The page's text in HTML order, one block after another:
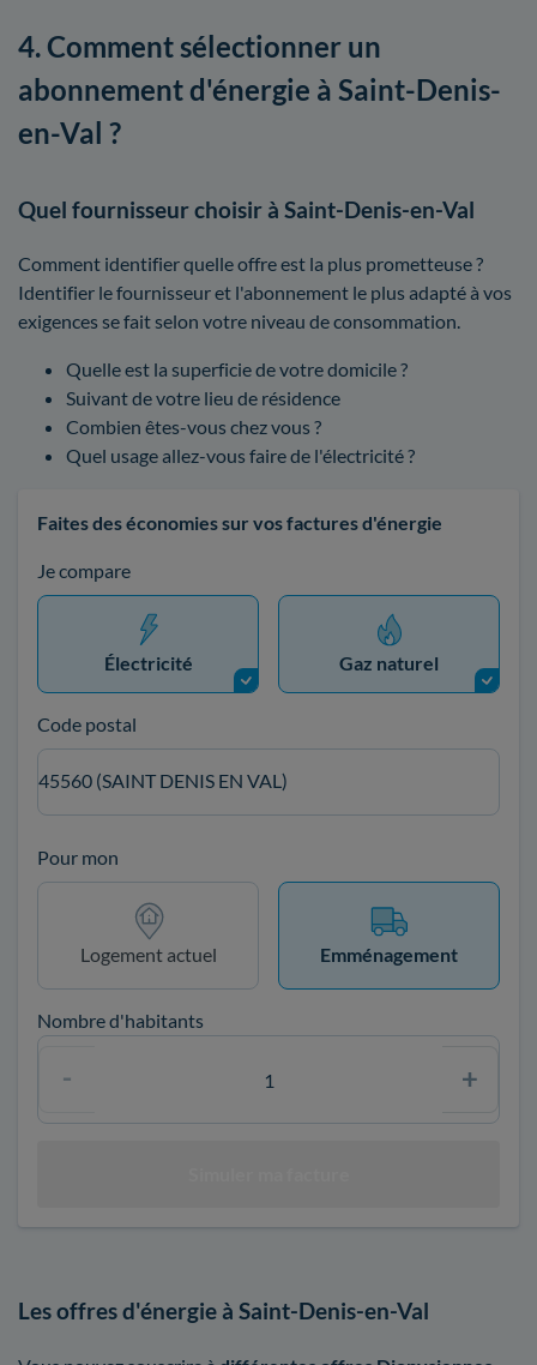
4. Comment sélectionner un
abonnement d'énergie à Saint-Denis-
en-Val ?
Quel fournisseur choisir à Saint-Denis-en-Val
Comment identifier quelle offre est la plus prometteuse ?
Identifier le fournisseur et l'abonnement le plus adapté à vos
exigences se fait selon votre niveau de consommation.
Quelle est la superficie de votre domicile ?
Suivant de votre lieu de résidence
Combien êtes-vous chez vous ?
Quel usage allez-vous faire de l'électricité ?
Faites des économies sur vos factures d'énergie
Je compare
Électricité Gaz naturel
Code postal
45560 (SAINT DENIS EN VAL)
Pour mon
Logement actuel Emménagement
Nombre d'habitants
Les offres d'énergie à Saint-Denis-en-Val